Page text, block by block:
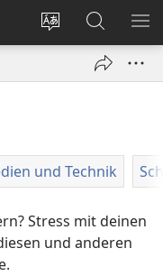
Websitesprache
ändern
Anmelden
(öffnet
Suche
und Technik
Stress mit deinen
und anderen